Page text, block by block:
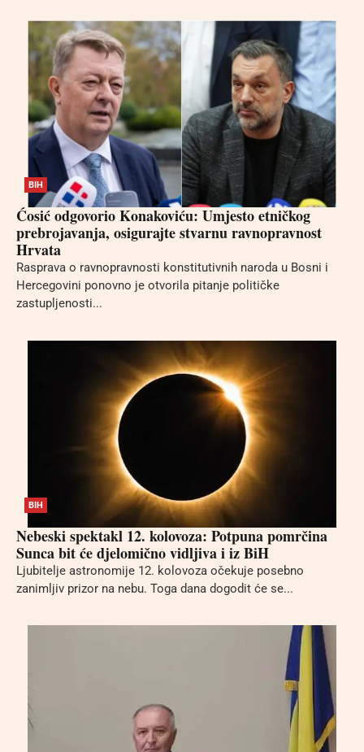
BIH
Ćosić odgovorio Konakoviću: Umjesto etničkog
prebrojavanja, osigurajte stvarnu ravnopravnost
Hrvata
Rasprava o ravnopravnosti konstitutivnih naroda u Bosni i
Hercegovini ponovno je otvorila pitanje političke
zastupljenosti...
BIH
Nebeski spektakl 12. kolovoza: Potpuna pomrčina
Sunca bit će djelomično vidljiva i iz BiH
Ljubitelje astronomije 12. kolovoza očekuje posebno
zanimljiv prizor na nebu. Toga dana dogodit će se...